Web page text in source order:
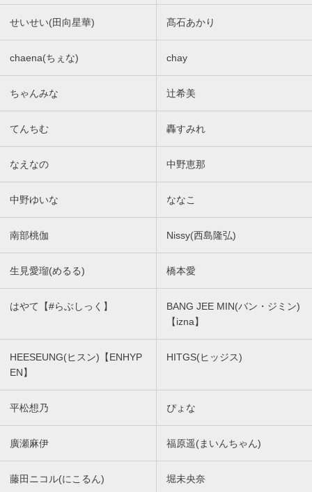
せいせい(田向星華) 髙石あかり
chaena(ちぇな) chay
ちゃんみな 辻希美
てんちむ 轟すみれ
なえなの 中野恵那
中野ゆいな ななこ
南部桃伽 Nissy(西島隆弘)
生見愛瑠(めるる) 橋本愛
はやて【#らぶしっく】
BANG JEE MIN(バン・ジミン)
【izna】
HEESEUNG(ヒスン)【ENHYP
EN】
HITGS(ヒッジス)
平松想乃 ぴょな
廣瀬麻伊 福原遥(まいんちゃん)
藤田ニコル(にこるん) 堀未央奈